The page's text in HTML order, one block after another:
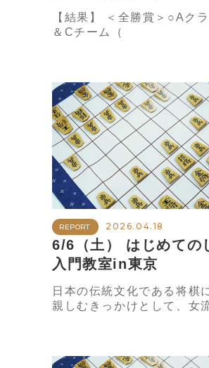
【結果】 ＜全勝賞＞○A
＆Cチーム（
REPORT 2026.04.18
6/6（土） はじめての
入門教室in東京
日本の伝統文化である将棋
親しむきっかけとして、女